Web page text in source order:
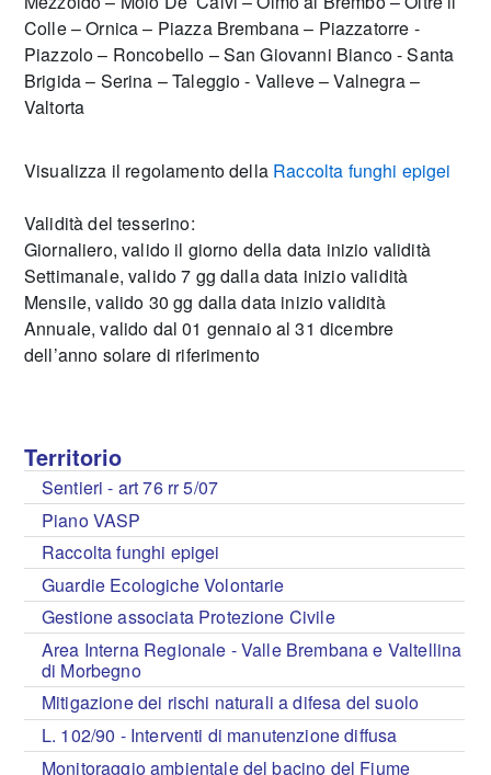
Colle – Ornica – Piazza Brembana – Piazzatorre -
Piazzolo – Roncobello – San Giovanni Bianco - Santa
Brigida – Serina – Taleggio - Valleve – Valnegra –
Valtorta
Visualizza il regolamento della Raccolta funghi epigei
Validità del tesserino:
Giornaliero, valido il giorno della data inizio validità
Settimanale, valido 7 gg dalla data inizio validità
Mensile, valido 30 gg dalla data inizio validità
Annuale, valido dal 01 gennaio al 31 dicembre
dell’anno solare di riferimento
Territorio
Sentieri - art 76 rr 5/07
Piano VASP
Raccolta funghi epigei
Guardie Ecologiche Volontarie
Gestione associata Protezione Civile
Area Interna Regionale - Valle Brembana e Valtellina
di Morbegno
Mitigazione dei rischi naturali a difesa del suolo
L. 102/90 - Interventi di manutenzione diffusa
Monitoraggio ambientale del bacino del Fiume